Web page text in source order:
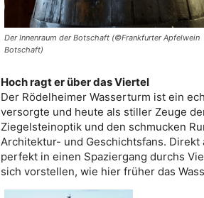
Der Innenraum der Botschaft (©Frankfurter Apfelwein
Botschaft)
Hoch ragt er über das Viertel
Der Rödelheimer Wasserturm ist ein
versorgte und heute als stiller Zeuge
Ziegelsteinoptik und den schmucken
Architektur- und Geschichtsfans.
perfekt in einen Spaziergang durchs
sich vorstellen, wie hier früher das